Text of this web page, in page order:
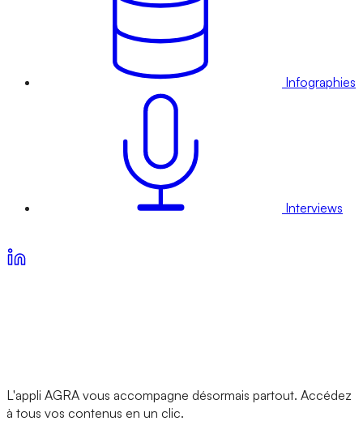
Infographies
Interviews
L'appli AGRA vous accompagne désormais partout. Accédez
à tous vos contenus en un clic.